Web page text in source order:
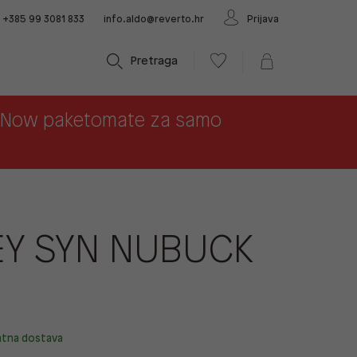
+385 99 3081 833 info.aldo@reverto.hr Prijava
Pretraga
paketomate za samo
SYN NUBUCK
dostava